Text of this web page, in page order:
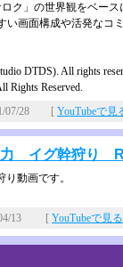
ク」の世界観をベー
い画­面構成や活発なコ
DTDS). All rights
Rights Reserved.
07/28 [ YouTubeで見
力 イグ幹狩り
動画です。
04/13 [ YouTubeで見る